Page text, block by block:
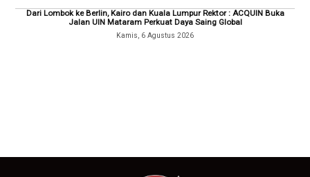
Dari Lombok ke Berlin, Kairo dan Kuala Lumpur Rektor : ACQUIN Buka
Jalan UIN Mataram Perkuat Daya Saing Global
Kamis, 6 Agustus 2026